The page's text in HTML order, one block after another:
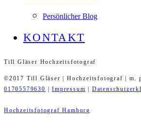
Persönlicher Blog
KONTAKT
Till Gläser Hochzeitsfotograf
©2017 Till Gläser | Hochzeitsfotograf | m.
01705579630
|Impressum
Hochzeitsfotograf Hamburg